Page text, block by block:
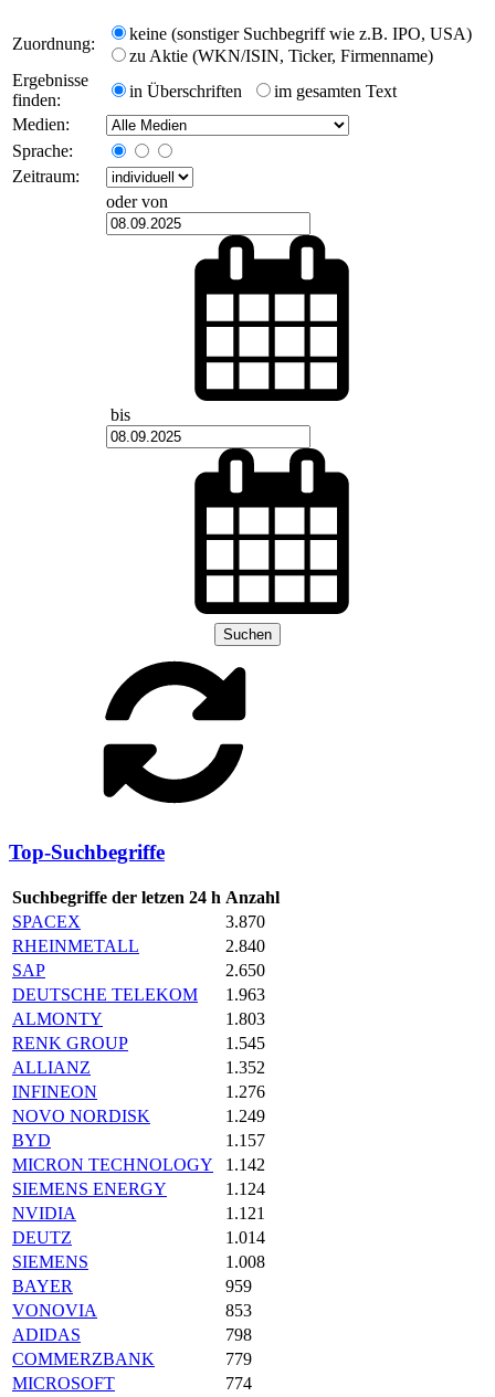
Zuordnung:
keine (sonstiger Suchbegriff wie z.B. IPO, USA)
zu Aktie (WKN/ISIN, Ticker, Firmenname)
Ergebnisse
finden:
in Überschriften
im gesamten Text
Medien:
Sprache:
Zeitraum:
oder von
bis
Suchen
Top-Suchbegriffe
Suchbegriffe der letzen 24 h Anzahl
SPACEX
3.870
RHEINMETALL
2.840
SAP
2.650
DEUTSCHE TELEKOM
1.963
ALMONTY
1.803
RENK GROUP
1.545
ALLIANZ
1.352
INFINEON
1.276
NOVO NORDISK
1.249
BYD
1.157
MICRON TECHNOLOGY
1.142
SIEMENS ENERGY
1.124
NVIDIA
1.121
DEUTZ
1.014
SIEMENS
1.008
BAYER
959
VONOVIA
853
ADIDAS
798
COMMERZBANK
779
MICROSOFT
774